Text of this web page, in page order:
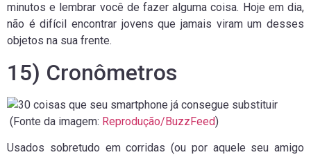
minutos e lembrar você de fazer alguma coisa. Hoje em dia,
não é difícil encontrar jovens que jamais viram um desses
objetos na sua frente.
15) Cronômetros
(Fonte da imagem: Reprodução/BuzzFeed)
Usados sobretudo em corridas (ou por aquele seu amigo